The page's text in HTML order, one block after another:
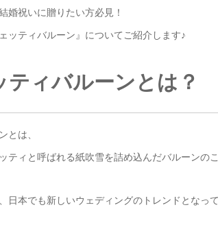
婚祝いに贈りたい方必見！
ッティバルーン』についてご紹介します♪
ティバルーンとは？
とは、
ティと呼ばれる紙吹雪を詰め込んだバルーンのこ
日本でも新しいウェディングのトレンドとなって